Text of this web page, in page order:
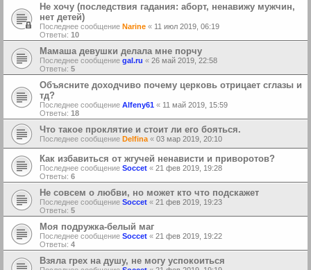
Не хочу (последствия гадания: аборт, ненавижу мужчин,
нет детей)
Последнее сообщение Narine « 11 июл 2019, 06:19
Ответы: 10
Мамаша девушки делала мне порчу
Последнее сообщение gal.ru « 26 май 2019, 22:58
Ответы: 5
Объясните доходчиво почему церковь отрицает сглазы и
тд?
Последнее сообщение Alfeny61 « 11 май 2019, 15:59
Ответы: 18
Что такое проклятие и стоит ли его бояться.
Последнее сообщение Delfina « 03 мар 2019, 20:10
Как избавиться от жгучей ненависти и приворотов?
Последнее сообщение Soccet « 21 фев 2019, 19:28
Ответы: 6
Не совсем о любви, но может кто что подскажет
Последнее сообщение Soccet « 21 фев 2019, 19:23
Ответы: 5
Моя подружка-белый маг
Последнее сообщение Soccet « 21 фев 2019, 19:22
Ответы: 4
Взяла грех на душу, не могу успокоиться